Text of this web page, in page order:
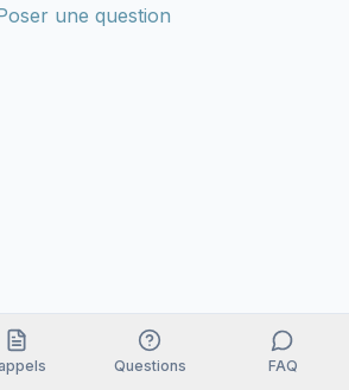
une question
Questions FAQ